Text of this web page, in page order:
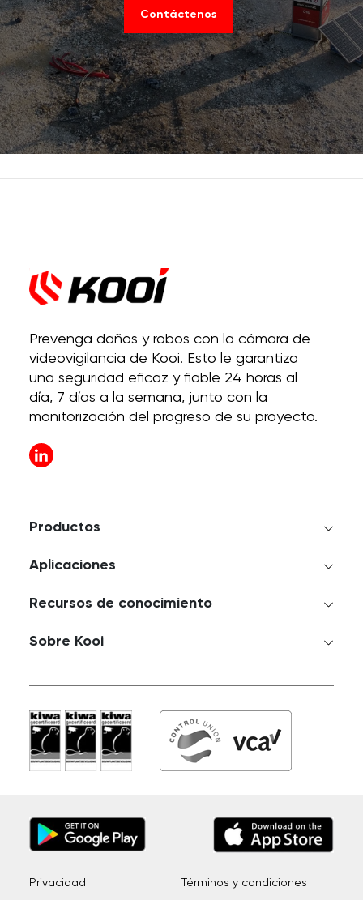
Contáctenos
Prevenga daños y robos con la cámara de
videovigilancia de Kooi. Esto le garantiza
una seguridad eficaz y fiable 24 horas al
día, 7 días a la semana, junto con la
monitorización del progreso de su proyecto.
Productos
Aplicaciones
Recursos de conocimiento
Sobre Kooi
Privacidad Términos y condiciones